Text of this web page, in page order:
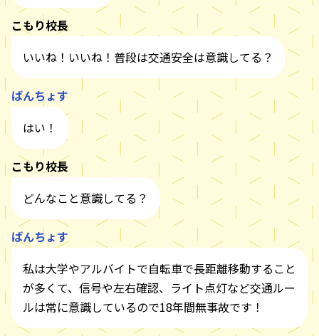
こもり校長
いいね！いいね！普段は交通安全は意識してる？
ばんちょす
はい！
こもり校長
どんなこと意識してる？
ばんちょす
私は大学やアルバイトで自転車で長距離移動すること
が多くて、信号や左右確認、ライト点灯など交通ルー
ルは常に意識しているので18年間無事故です！